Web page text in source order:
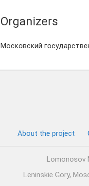
Organizers
Московский
About the project
Lomonosov
Leninskie Gory,